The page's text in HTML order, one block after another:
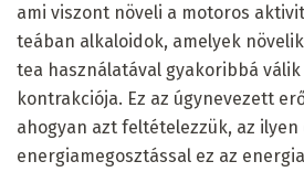
ami viszont növeli a motoros
teában alkaloidok, amelyek
tea használatával gyakoribbá válik
kontrakciója. Ez az úgynevezett
ahogyan azt feltételezzük, az ilyen
energiamegosztással ez az